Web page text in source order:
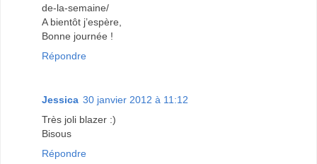
de-la-semaine/
A bientôt j’espère,
Bonne journée !
Répondre
Jessica 30 janvier 2012 à 11:12
Très joli blazer :)
Bisous
Répondre